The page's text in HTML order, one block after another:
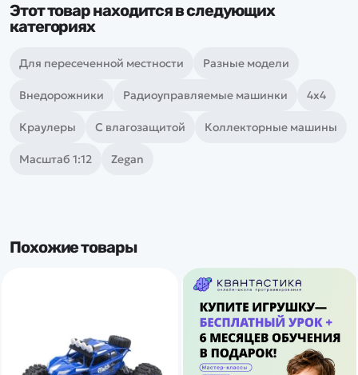
Этот товар находится в следующих
категориях
Для пересеченной местности Разные модели
Внедорожники Радиоуправляемые машинки 4х4
Краулеры С влагозащитой Коллекторные машины
Масштаб 1:12 Zegan
Похожие товары